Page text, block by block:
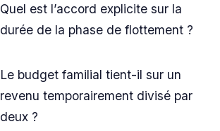
Quel est l’accord explicite sur la
durée de la phase de flottement ?
Le budget familial tient-il sur un
revenu temporairement divisé par
deux ?